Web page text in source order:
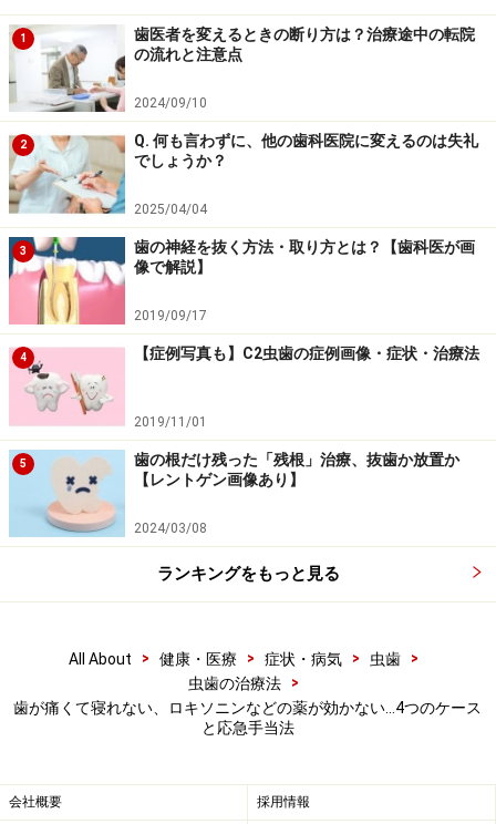
した場合、歯ぐきに膿が溜まることがあります。軽い腫
れ程度から、ウズラの卵の大きさやそれ以上の膿が溜ま
ることもあります。
この場合は薬も必要ですが、痛み止めだけではやはり十
分な効果は期待できません。歯ぐきの一部を数センチ切
開し、溜まった膿を外に出すことが大切。この場合も膿
が出た後は症状がかなり改善します。
■ 噛み合わせが強くぶつかっている場合
虫歯、歯周病、根の病気などで歯が痛い時、自覚はなく
ても歯が浮いた状態になります。そのため痛い歯に限っ
て噛み合わせが強くぶつかり、押し込まれたり揺らされ
たりします。そのため噛むと余計に痛みが増します。
薬では短期間で歯が浮いた状態を薬で元の状態に戻すこ
とはできません。浮き上がっている状態に合わせて歯を
削り、噛み合わせを調整すれば、噛むときの痛みが軽減
します。
■ 虫歯が急に痛みだした場合
しみたり、ときどき痛んだりを繰り返した虫歯は、ある
日突然急に痛くなることがあります。歯の内部には神経
です。ある程度痛みが強くなると、薬で痛みを抑えよう
としても痛み止めが効く時間は短いことが多く、うまく
1
歯医者を変えるときの断り方は？治療途中の転院
の流れと注意点
2024/09/10
2
Q. 何も言わずに、他の歯科医院に変えるのは失礼
でしょうか？
2025/04/04
3
歯の神経を抜く方法・取り方とは？【歯科医が画
像で解説】
2019/09/17
4 【症例写真も】C2虫歯の症例画像・症状・治療法
2019/11/01
5
歯の根だけ残った「残根」治療、抜歯か放置か
【レントゲン画像あり】
2024/03/08
ランキングをもっと見る
All About > 健康・医療 > 症状・病気 > 虫歯
>
虫歯の治療法
>
歯が痛くて寝れない、ロキソニンなどの薬が効かない…4つのケース
と応急手当法
会社概要 採用情報